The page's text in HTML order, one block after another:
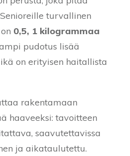
turvallinen
0,5, 1 kilogrammaa
pudotus lisää
on erityisen haitallista
rakentamaan
haaveeksi: tavoitteen
saavutettavissa
ja aikataulutettu.